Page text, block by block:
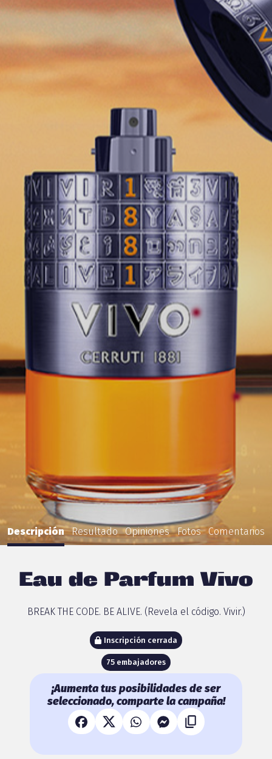
Descripción Resultado Opiniones Fotos Comentarios
Eau de Parfum Vivo
BREAK THE CODE. BE ALIVE. (Revela el código. Vivir.)
Inscripción cerrada
75 embajadores
¡Aumenta tus posibilidades de ser
seleccionado, comparte la campaña!